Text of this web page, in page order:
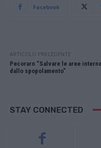
Facebook
ARTICOLO PRECEDENTE
Pecoraro “Salvare le aree
dallo spopolamento”
STAY CONNECTED